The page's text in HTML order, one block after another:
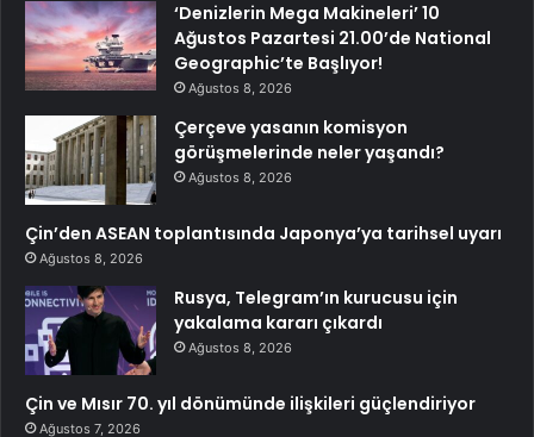
‘Denizlerin Mega Makineleri’ 10
Ağustos Pazartesi 21.00’de National
Geographic’te Başlıyor!
Ağustos 8, 2026
Çerçeve yasanın komisyon
görüşmelerinde neler yaşandı?
Ağustos 8, 2026
Çin’den ASEAN toplantısında Japonya’ya tarihsel uyarı
Ağustos 8, 2026
Rusya, Telegram’ın kurucusu için
yakalama kararı çıkardı
Ağustos 8, 2026
Çin ve Mısır 70. yıl dönümünde ilişkileri güçlendiriyor
Ağustos 7, 2026